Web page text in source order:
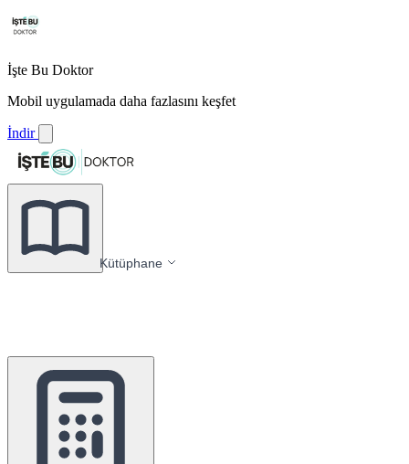
İşte Bu Doktor
Mobil uygulamada daha fazlasını keşfet
İndir
Kütüphane